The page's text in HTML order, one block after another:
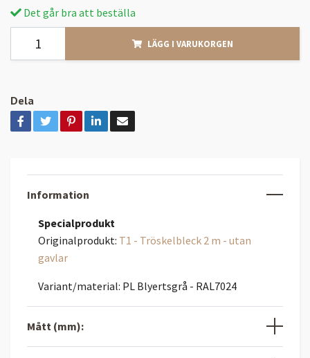
Det går bra att beställa
LÄGG I VARUKORGEN
Dela
Information
Specialprodukt
Originalprodukt: T1 - Tröskelbleck 2 m - utan
gavlar
Variant/material: PL Blyertsgrå - RAL7024
Mått (mm):